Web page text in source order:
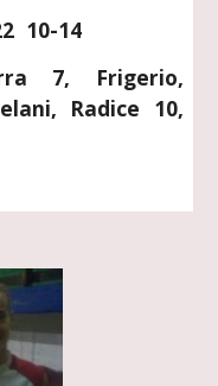
10-14
7, Frigerio,
Radice 10,